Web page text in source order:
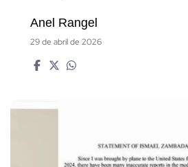
Anel Rangel
29 de abril de 2026